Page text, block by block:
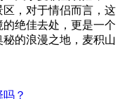
，对于情侣而言，这
绝佳去处，更是一个
的浪漫之地，麦积山